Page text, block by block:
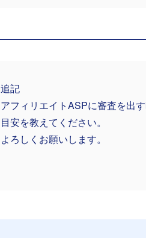
追記
アフィリエイトASPに審査を出
目安を教えてください。
よろしくお願いします。